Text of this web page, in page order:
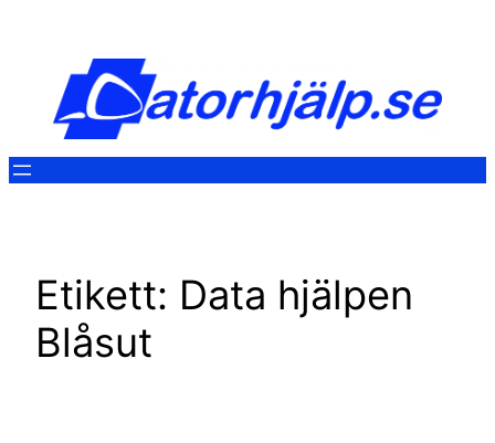
innehåll
Etikett: Data hjälpen
Blåsut